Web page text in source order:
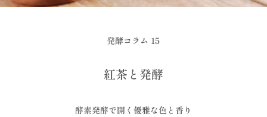
発酵コラム 15
紅茶と発酵
酵素発酵で開く優雅な色と香り